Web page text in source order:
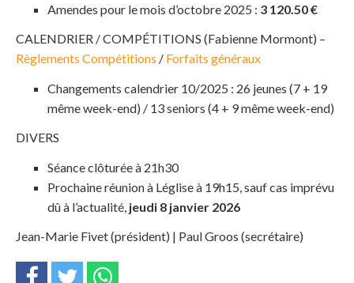
Amendes pour le mois d’octobre 2025 : 3 120.50 €
CALENDRIER / COMPÉTITIONS (Fabienne Mormont) –
Règlements Compétitions / Forfaits généraux
Changements calendrier 10/2025 : 26 jeunes (7 + 19
même week-end) / 13 seniors (4 + 9 même week-end)
DIVERS
Séance clôturée à 21h30
Prochaine réunion à Léglise à 19h15, sauf cas imprévu
dû à l’actualité, jeudi 8 janvier 2026
Jean-Marie Fivet (président) | Paul Groos (secrétaire)